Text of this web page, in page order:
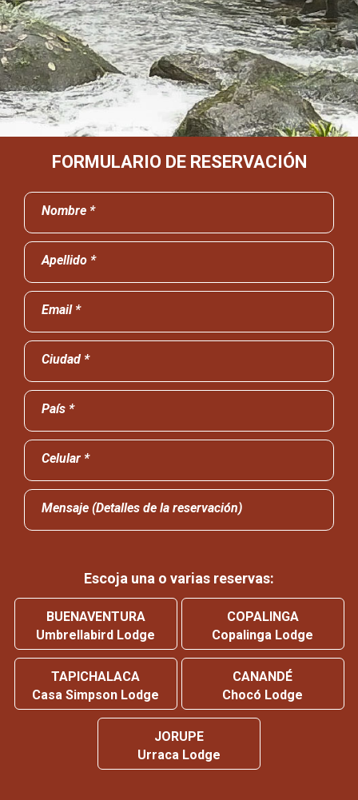
FORMULARIO DE RESERVACIÓN
Nombre *
Apellido *
Email *
Ciudad *
País *
Celular *
Mensaje (Detalles de la reservación)
Escoja una o varias reservas:
BUENAVENTURA
Umbrellabird Lodge
COPALINGA
Copalinga Lodge
TAPICHALACA
Casa Simpson Lodge
CANANDÉ
Chocó Lodge
JORUPE
Urraca Lodge